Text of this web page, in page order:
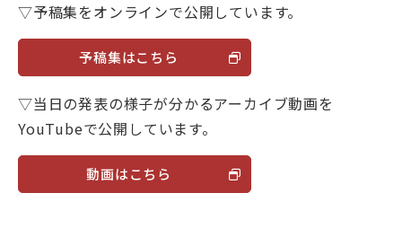
▽予稿集をオンラインで公開しています。
予稿集はこちら
▽当日の発表の様子が分かるアーカイブ動画を
YouTubeで公開しています。
動画はこちら